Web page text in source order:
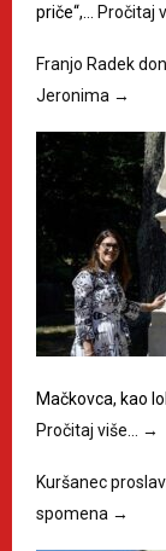
priče“,…
Pročitaj
Franjo Radek
Jeronima →
Mačkovca, kao
Pročitaj više…
→
Kuršanec
spomena →